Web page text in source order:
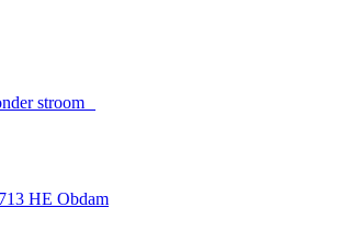
stroom
HE Obdam